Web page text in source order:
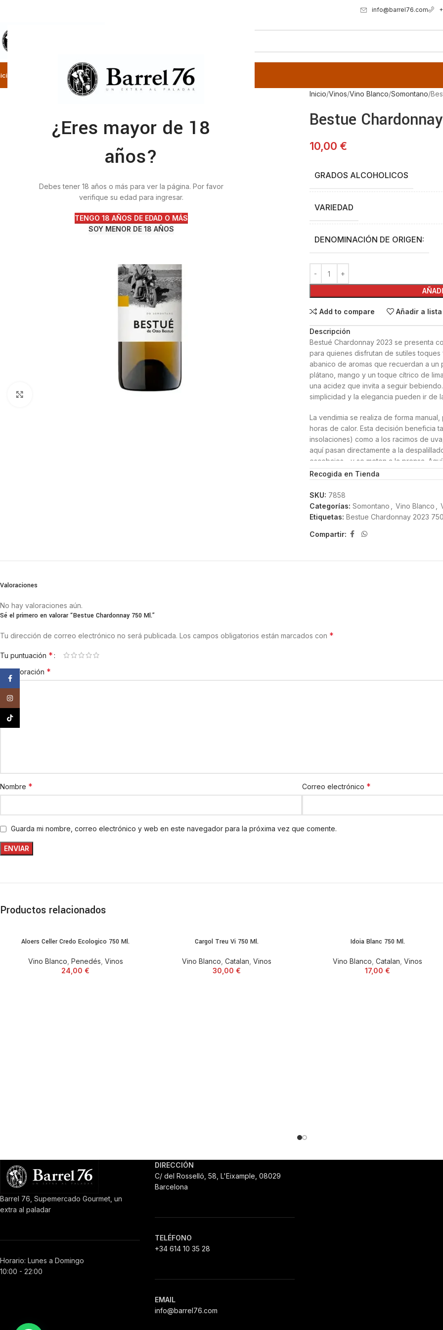
¿Eres mayor de 18
años?
Debes tener 18 años o más para ver la página. Por favor
verifique su edad para ingresar.
TENGO 18 AÑOS DE EDAD O MÁS
SOY MENOR DE 18 AÑOS
info@barrel76.com
CategoríasTiendaContacto
Inicio Vinos Vino Blanco Somontano
Bestue
10,00 €
GRADOS ALCOHOLICOS
VARIEDAD
DENOMINACIÓN DE ORIGEN:
Add to compare Añadir a
Descripción
Bestué Chardonnay 2023 se presenta
para quienes disfrutan de sutiles
abanico de aromas que recuerdan a un
plátano, mango y un toque cítrico de
una acidez que invita a seguir
simplicidad y la elegancia pueden ir de
La vendimia se realiza de forma
horas de calor. Esta decisión beneficia
insolaciones) como a los racimos de
aquí pasan directamente a la
escobajos-, y se meten a la prensa.
macerando y extrayéndose el mosto
fermentación. Las levaduras
Chardonnay haya sido trasegado hasta
también pasará un mes en contacto con
Recogida en Tienda
SKU: 7858
Categorías: Somontano Vino Blanco
Etiquetas: Bestue Chardonnay 2023
Compartir:
Valoraciones
No hay valoraciones aún.
Sé el primero en valorar “Bestue Chardonnay 750 Ml.”
Tu dirección de correo electrónico no será publicada. Los campos obligatorios están marcados con *
Tu puntuación *
Tu valoración *
Nombre * Correo electrónico *
Guarda mi nombre, correo electrónico y web en este navegador para la próxima vez que comente.
Productos relacionados
Aloers Celler Credo Ecologico 750 Ml.
Vino Blanco Penedés Vinos
24,00 €
Cargol Treu Vi 750 Ml.
Vino Blanco Catalan Vinos
30,00 €
Idoia Blanc 750 Ml.
Vino Blanco ,Catalan ,Vinos
17,00 €
Barrel 76, Supemercado Gourmet, un
extra al paladar
Horario: Lunes a Domingo
10:00 - 22:00
DIRECCIÓN
C/ del Rosselló, 58, L'Eixample, 08029
Barcelona
TELÉFONO
+34 614 10 35 28
EMAIL
info@barrel76.com
Facebook